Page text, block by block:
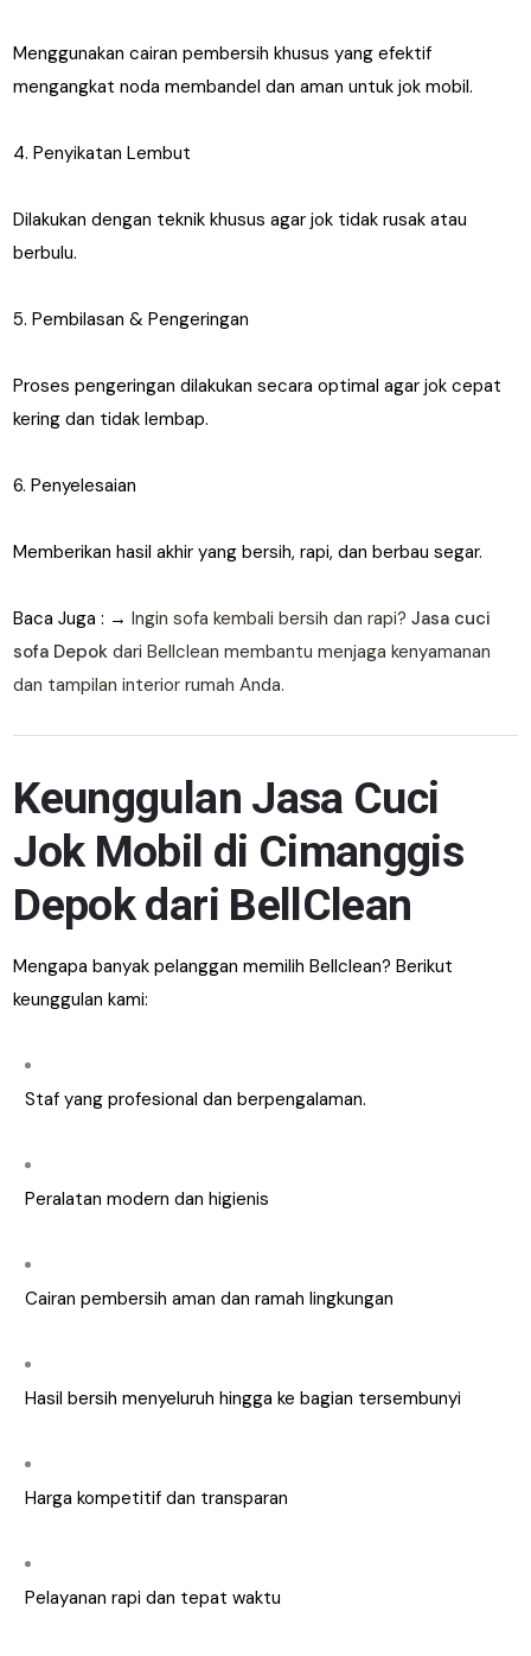
Menggunakan cairan pembersih khusus yang efektif
mengangkat noda membandel dan aman untuk jok mobil.
4. Penyikatan Lembut
Dilakukan dengan teknik khusus agar jok tidak rusak atau
berbulu.
5. Pembilasan & Pengeringan
Proses pengeringan dilakukan secara optimal agar jok cepat
kering dan tidak lembap.
6. Penyelesaian
Memberikan hasil akhir yang bersih, rapi, dan berbau segar.
Baca Juga : →Ingin sofa kembali bersih dan rapi?Jasa cuci
sofa Depok dari Bellclean membantu menjaga kenyamanan
dan tampilan interior rumah Anda.
Keunggulan Jasa Cuci
Jok Mobil di Cimanggis
Depok dari BellClean
Mengapa banyak pelanggan memilih Bellclean? Berikut
keunggulan kami:
Staf yang profesional dan berpengalaman.
Peralatan modern dan higienis
Cairan pembersih aman dan ramah lingkungan
Hasil bersih menyeluruh hingga ke bagian tersembunyi
Harga kompetitif dan transparan
Pelayanan rapi dan tepat waktu